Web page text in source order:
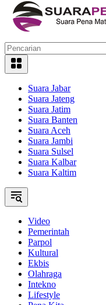
Suara Jabar
Suara Jateng
Suara Jatim
Suara Banten
Suara Aceh
Suara Jambi
Suara Sulsel
Suara Kalbar
Suara Kaltim
Video
Pemerintah
Parpol
Kultural
Ekbis
Olahraga
Intekno
Lifestyle